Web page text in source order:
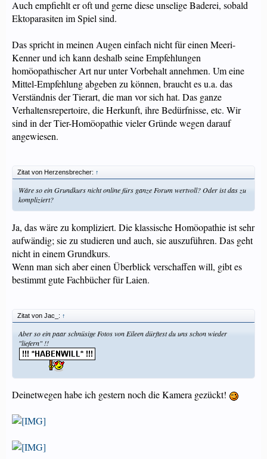
Auch empfiehlt er oft und gerne diese unselige Baderei, sobald
Ektoparasiten im Spiel sind.
Das spricht in meinen Augen einfach nicht für einen Meeri-
Kenner und ich kann deshalb seine Empfehlungen
homöopathischer Art nur unter Vorbehalt annehmen. Um eine
Mittel-Empfehlung abgeben zu können, braucht es u.a. das
Verständnis der Tierart, die man vor sich hat. Das ganze
Verhaltensrepertoire, die Herkunft, ihre Bedürfnisse, etc. Wir
sind in der Tier-Homöopathie vieler Gründe wegen darauf
angewiesen.
Zitat von Herzensbrecher: ↑
Wäre so ein Grundkurs nicht online fürs ganze Forum wertvoll? Oder ist das zu
kompliziert?
Ja, das wäre zu kompliziert. Die klassische Homöopathie ist sehr
aufwändig; sie zu studieren und auch, sie auszuführen. Das geht
nicht in einem Grundkurs.
Wenn man sich aber einen Überblick verschaffen will, gibt es
bestimmt gute Fachbücher für Laien.
Zitat von Jac_: ↑
Aber so ein paar schnüsige Fotos von Eileen dürftest du uns schon wieder
"liefern" !!
Deinetwegen habe ich gestern noch die Kamera gezückt!